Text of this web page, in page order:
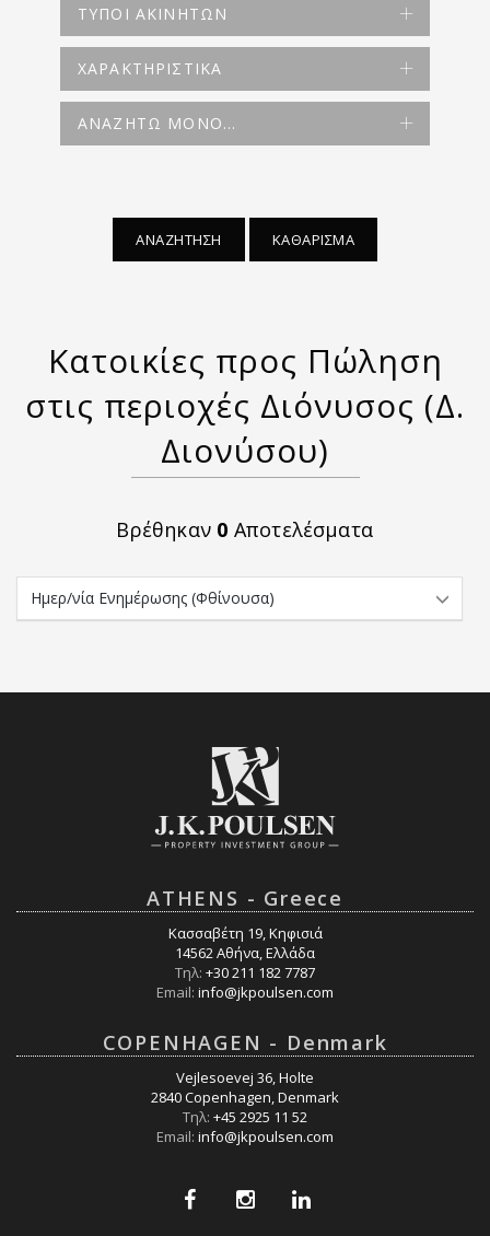
ΤΥΠΟΙ ΑΚΙΝΗΤΩΝ
ΧΑΡΑΚΤΗΡΙΣΤΙΚΑ
ΑΝΑΖΗΤΩ ΜΟΝΟ...
ΑΝΑΖΗΤΗΣΗ ΚΑΘΑΡΙΣΜΑ
Κατοικίες προς Πώληση
στις περιοχές Διόνυσος (Δ.
Διονύσου)
Βρέθηκαν 0 Αποτελέσματα
ATHENS - Greece
Κασσαβέτη 19, Κηφισιά
14562 Αθήνα, Ελλάδα
Τηλ: +30 211 182 7787
Email: info@jkpoulsen.com
COPENHAGEN - Denmark
Vejlesoevej 36, Holte
2840 Copenhagen, Denmark
Τηλ: +45 2925 11 52
Email: info@jkpoulsen.com